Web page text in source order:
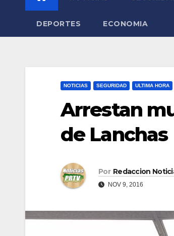
DEPORTES ECONOMIA
NOTICIAS SEGURIDAD ULTIMA HORA
Arrestan
de Lanchas
Por Redaccion
NOV 9, 2016